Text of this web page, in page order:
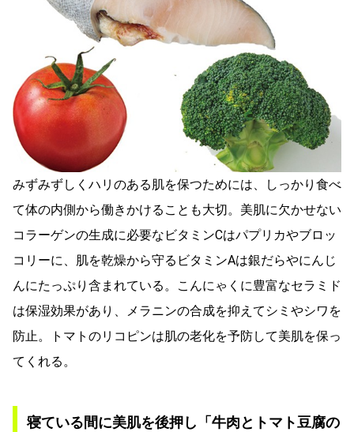
みずみずしくハリのある肌を保つためには、しっかり食べ
て体の内側から働きかけることも大切。美肌に欠かせない
コラーゲンの生成に必要なビタミンCはパプリカやブロッ
コリーに、肌を乾燥から守るビタミンAは銀だらやにんじ
んにたっぷり含まれている。こんにゃくに豊富なセラミド
は保湿効果があり、メラニンの合成を抑えてシミやシワを
防止。トマトのリコピンは肌の老化を予防して美肌を保っ
てくれる。
寝ている間に美肌を後押し「牛肉とトマト豆腐の